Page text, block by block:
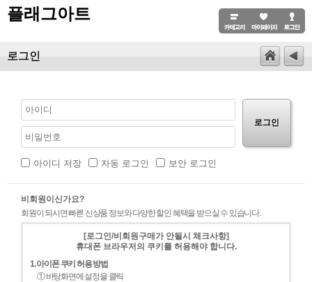
플래그아트
로그인
로그인
아이디 저장 자동 로그인 보안 로그인
비회원이신가요?
회원이 되시면 빠른 신상품 정보와 다양한 할인 혜택을 받으실 수 있습니다.
[로그인/비회원구매가 안될시 체크사항]
휴대폰 브라우저의 쿠키를 허용해야 합니다.
1. 아이폰 쿠키 허용 방법
① 바탕화면에 설정을 클릭